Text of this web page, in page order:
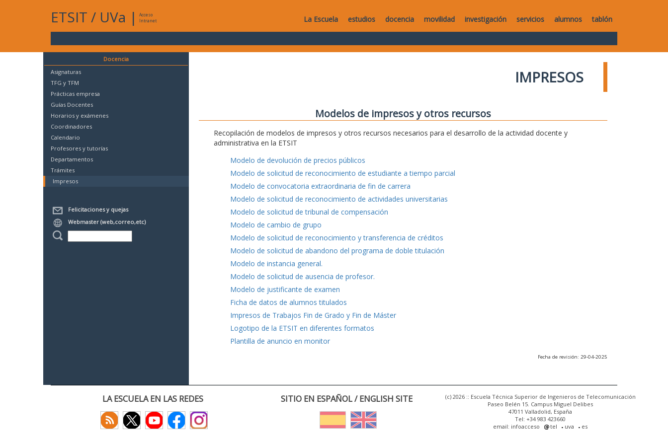
ETSIT / UVa |
Acceso
Intranet
La Escuela estudios docencia movilidad investigación servicios alumnos tablón
Docencia
Asignaturas
TFG y TFM
Prácticas empresa
Guías Docentes
Horarios y exámenes
Coordinadores
Calendario
Profesores y tutorías
Departamentos
Trámites
Impresos
Felicitaciones y quejas
Webmaster (web,correo,etc)
IMPRESOS
Modelos de impresos y otros recursos
Recopilación de modelos de impresos y otros recursos necesarios para el desarrollo de la actividad docente y
administrativa en la ETSIT
Modelo de devolución de precios públicos
Modelo de solicitud de reconocimiento de estudiante a tiempo parcial
Modelo de convocatoria extraordinaria de fin de carrera
Modelo de solicitud de reconocimiento de actividades universitarias
Modelo de solicitud de tribunal de compensación
Modelo de cambio de grupo
Modelo de solicitud de reconocimiento y transferencia de créditos
Modelo de solicitud de abandono del programa de doble titulación
Modelo de instancia general.
Modelo de solicitud de ausencia de profesor.
Modelo de justificante de examen
Ficha de datos de alumnos titulados
Impresos de Trabajos Fin de Grado y Fin de Máster
Logotipo de la ETSIT en diferentes formatos
Plantilla de anuncio en monitor
Fecha de revisión: 29-04-2025
LA ESCUELA EN LAS REDES SITIO EN ESPAÑOL / ENGLISH SITE
(c) 2026 :: Escuela Técnica Superior de Ingenieros de Telecomunicación
Paseo Belén 15. Campus Miguel Delibes
47011 Valladolid, España
Tel: +34 983 423660
email: infoacceso
tel uva es